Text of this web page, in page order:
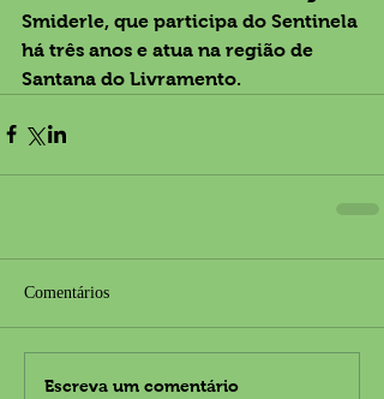
Smiderle, que participa do Sentinela
há três anos e atua na região de
Santana do Livramento.
Comentários
Escreva um comentário